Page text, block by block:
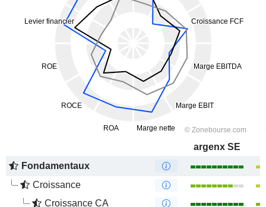
argenx SE
Fondamentaux
Croissance
Croissance CA